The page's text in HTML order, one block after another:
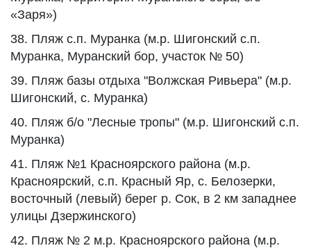
«Заря»)
38. Пляж с.п. Муранка (м.р. Шигонский с.п.
Муранка, Муранский бор, участок № 50)
39. Пляж базы отдыха "Волжская Ривьера" (м.р.
Шигонский, с. Муранка)
40. Пляж б/о "Лесные тропы" (м.р. Шигонский с.п.
Муранка)
41. Пляж №1 Красноярского района (м.р.
Красноярский, с.п. Красный Яр, с. Белозерки,
восточный (левый) берег р. Сок, в 2 км западнее
улицы Дзержинского)
42. Пляж № 2 м.р. Красноярского района (м.р.